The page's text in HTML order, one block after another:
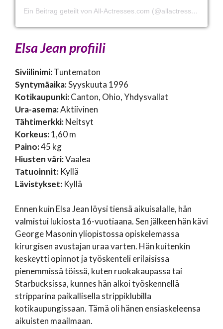
Ein Beitrag geteilt von All-Actresses.com (@allactressescom)
Elsa Jean profiili
Siviilinimi:Tuntematon
Syntymäaika:Syyskuuta 1996
Kotikaupunki:Canton, Ohio, Yhdysvallat
Ura-asema:Aktiivinen
Tähtimerkki:Neitsyt
Korkeus:1,60 m
Paino:45 kg
Hiusten väri:Vaalea
Tatuoinnit: Kyllä
Lävistykset: Kyllä
Ennen kuin Elsa Jean löysi tiensä aikuisalalle, hän
valmistui lukiosta 16-vuotiaana. Sen jälkeen hän kävi
George Masonin yliopistossa opiskelemassa
kirurgisen avustajan uraa varten. Hän kuitenkin
keskeytti opinnot ja työskenteli erilaisissa
pienemmissä töissä, kuten ruokakaupassa tai
Starbucksissa, kunnes hän alkoi työskennellä
stripparina paikallisella strippiklubilla
kotikaupungissaan. Tämä oli hänen ensiaskeleensa
aikuisten maailmaan.